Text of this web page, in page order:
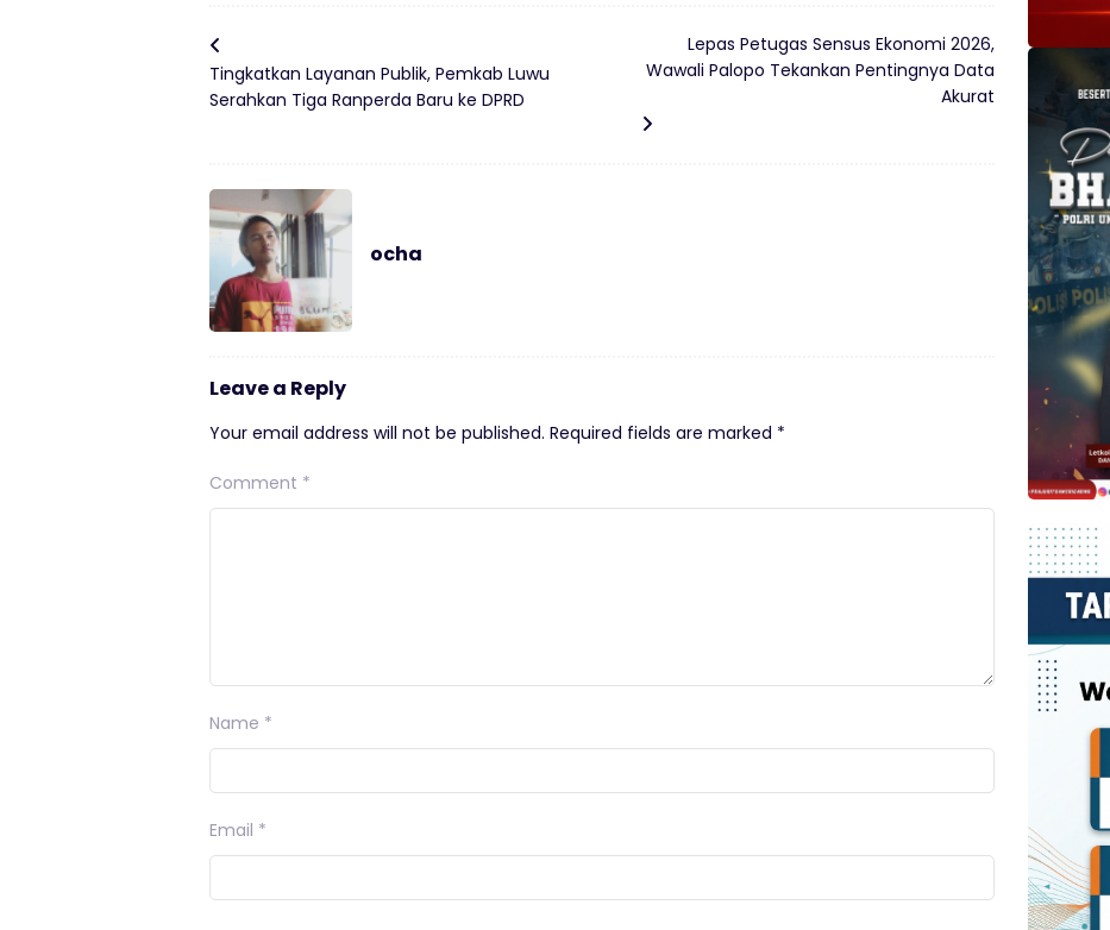
Tingkatkan Layanan Publik, Pemkab Luwu
Serahkan Tiga Ranperda Baru ke DPRD
Lepas Petugas Sensus Ekonomi 2026,
Wawali Palopo Tekankan Pentingnya Data
Akurat
ocha
Leave a Reply
Your email address will not be published. Required fields are marked *
Comment *
Name *
Email *